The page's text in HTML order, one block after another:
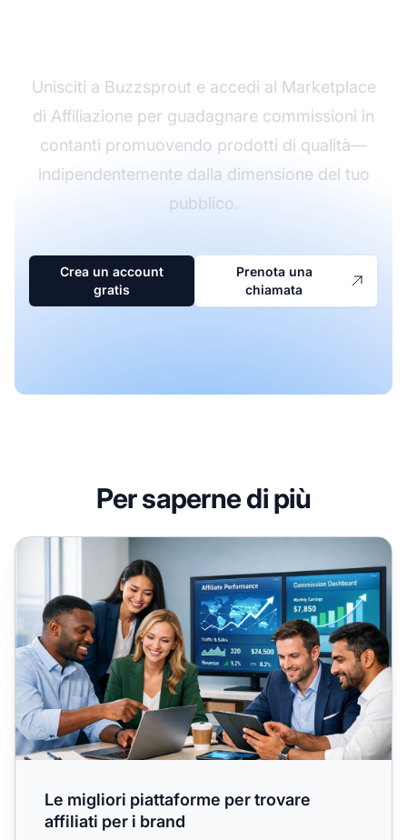
Unisciti a Buzzsprout e accedi al Marketplace
di Affiliazione per guadagnare commissioni in
contanti promuovendo prodotti di qualità—
indipendentemente dalla dimensione del tuo
pubblico.
Crea un account
gratis
Prenota una
chiamata
Per saperne di più
Le migliori piattaforme per trovare affiliati per i brand
Le migliori piattaforme per trovare
affiliati per i brand